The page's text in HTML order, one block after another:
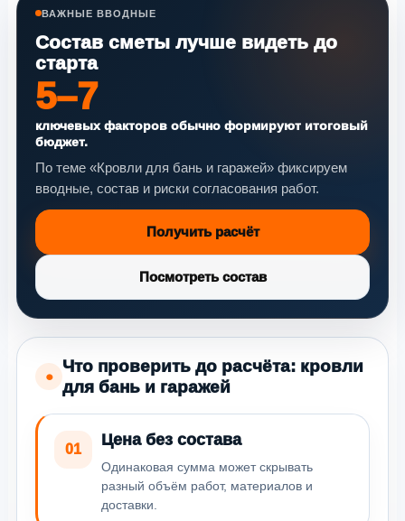
ВАЖНЫЕ ВВОДНЫЕ
Состав сметы лучше видеть до
старта
5–7
ключевых факторов обычно формируют итоговый
бюджет.
По теме «Кровли для бань и гаражей» фиксируем
вводные, состав и риски согласования работ.
Получить расчёт
Посмотреть состав
●
Что проверить до расчёта: кровли
для бань и гаражей
01
Цена без состава
Одинаковая сумма может скрывать
разный объём работ, материалов и
доставки.